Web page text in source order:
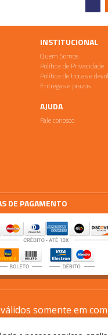
INSTITUCIONAL
Quem Somos
Política de Privacidade
Política de trocas e
Entregas e prazos
AJUDA
Fale conosco
DE PAGAMENTO
somente em